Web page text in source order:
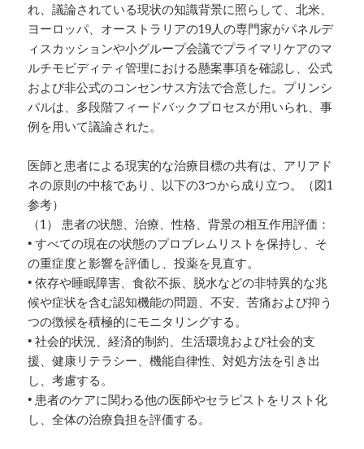
れ、議論されている現状の知識背景に照らして、北米、
ヨーロッパ、オーストラリアの19人の専門家がパネルデ
ィスカッションや小グループ会議でプライマリケアのマ
ルチモビディティ管理における懸案事項を確認し、公式
および非公式のコンセンサス方法で合意した。プリンシ
パルは、多段階フィードバックプロセスが用いられ、事
例を用いて議論された。
医師と患者による現実的な治療目標の共有は、アリアド
ネの原則の中核であり、以下の3つから成り立つ。（図1
参考）
（1） 患者の状態、治療、性格、背景の相互作用評価：
• すべての現在の状態のプロブレムリストを保持し、そ
の重症度と影響を評価し、投薬を見直す。
• 依存や睡眠障害、食欲不振、脱水などの非特異的な兆
候や症状を含む認知機能の問題、不安、苦痛および抑う
つの徴候を積極的にモニタリングする。
• 社会的状況、経済的制約、生活環境および社会的支
援、健康リテラシー、機能自律性、対処方法を引き出
し、考慮する。
• 患者のケアに関わる他の医師やセラピストをリスト化
し、全体の治療負担を評価する。